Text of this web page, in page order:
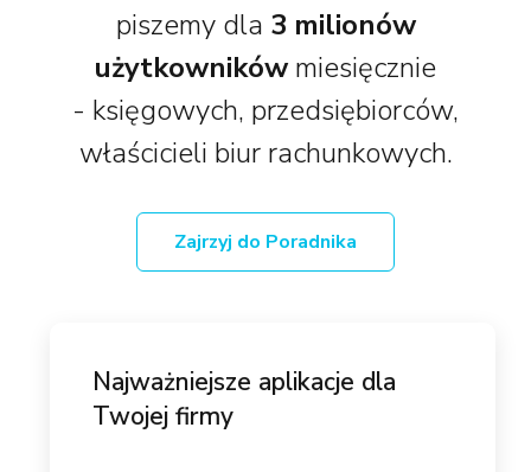
piszemy dla 3 milionów
użytkownikówmiesięcznie
- księgowych, przedsiębiorców,
właścicieli biur rachunkowych.
Zajrzyj do Poradnika
Najważniejsze aplikacje dla
Twojej firmy